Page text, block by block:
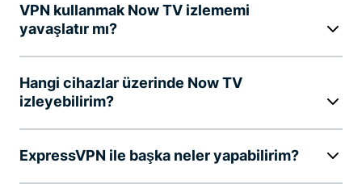
VPN kullanmak Now TV izlememi
yavaşlatır mı?
Hangi cihazlar üzerinde Now TV
izleyebilirim?
ExpressVPN ile başka neler yapabilirim?